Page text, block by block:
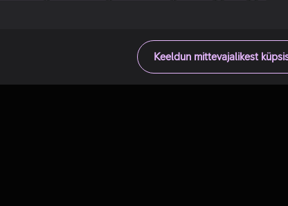
Keeldun mittevajalikest